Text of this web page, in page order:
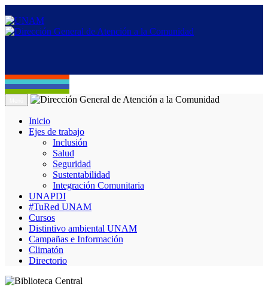
Inicio
Ejes de trabajo
Inclusión
Salud
Seguridad
Sustentabilidad
Integración Comunitaria
UNAPDI
#TuRed UNAM
Cursos
Distintivo ambiental UNAM
Campañas e Información
Climatón
Directorio